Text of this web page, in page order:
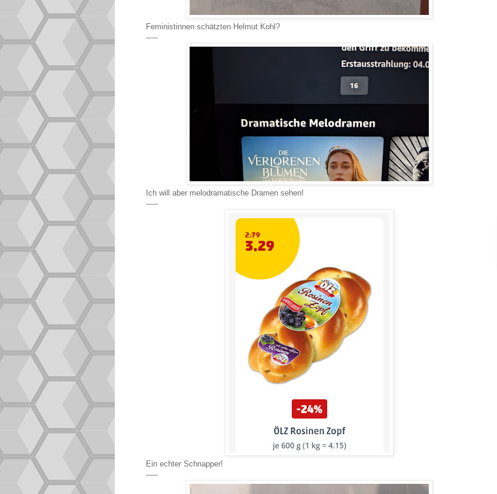
Feministinnen schätzten Helmut Kohl?
-----
Ich will aber melodramatische Dramen sehen!
-----
Ein echter Schnapper!
-----